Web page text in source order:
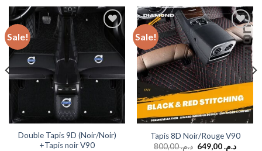
Sale!
Add to
wishlist
Double Tapis 9D (Noir/Noir)
+Tapis noir V90
Sale!
Add to
wishlist
Tapis 8D Noir/Rouge V90
د.م.800,00 د.م.649,00